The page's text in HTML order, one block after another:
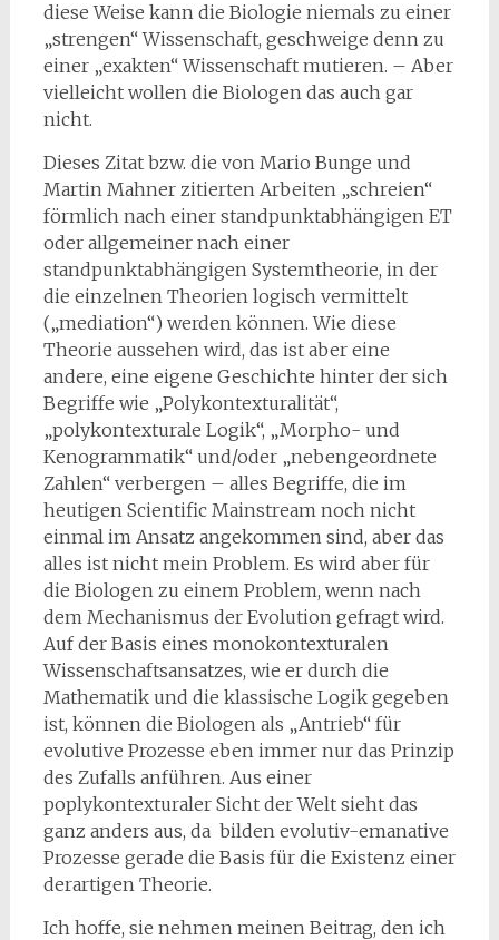
diese Weise kann die Biologie niemals zu einer
„strengen“ Wissenschaft, geschweige denn zu
einer „exakten“ Wissenschaft mutieren. – Aber
vielleicht wollen die Biologen das auch gar
nicht.
Dieses Zitat bzw. die von Mario Bunge und
Martin Mahner zitierten Arbeiten „schreien“
förmlich nach einer standpunktabhängigen ET
oder allgemeiner nach einer
standpunktabhängigen Systemtheorie, in der
die einzelnen Theorien logisch vermittelt
(„mediation“) werden können. Wie diese
Theorie aus­sehen wird, das ist aber eine
andere, eine eigene Geschichte hinter der sich
Begriffe wie „Polykontex­turalität“,
„polykontexturale Logik“, „Morpho- und
Kenogrammatik“ und/oder „nebengeordnete
Zah­len“ verbergen – alles Begriffe, die im
heutigen Scientific Mainstream noch nicht
einmal im Ansatz angekommen sind, aber das
alles ist nicht mein Problem. Es wird aber für
die Biologen zu einem Problem, wenn nach
dem Mechanismus der Evolution gefragt wird.
Auf der Basis eines monokontex­turalen
Wissenschaftsansatzes, wie er durch die
Mathematik und die klassische Logik gegeben
ist, können die Biologen als „Antrieb“ für
evolutive Prozesse eben immer nur das Prinzip
des Zufalls anführen. Aus einer
poplykontexturaler Sicht der Welt sieht das
ganz anders aus, da bilden evolutiv-emanative
Prozesse gerade die Basis für die Existenz einer
derartigen Theorie.
Ich hoffe, sie nehmen meinen Beitrag, den ich